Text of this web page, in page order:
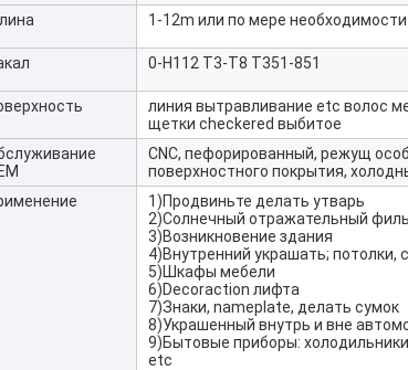
1-12m или по мере необходимости
0-H112 T3-T8 T351-851
линия вытравливание etc волос
щетки checkered выбитое
CNC, пефорированный, режущ
поверхностного покрытия,
1)Продвиньте делать утварь
2)Солнечный отражательный
3)Возникновение здания
4)Внутренний украшать; потолки,
5)Шкафы мебели
6)Decoraction лифта
7)Знаки, nameplate, делать сумок
8)Украшенный внутрь и вне
9)Бытовые приборы:
etc